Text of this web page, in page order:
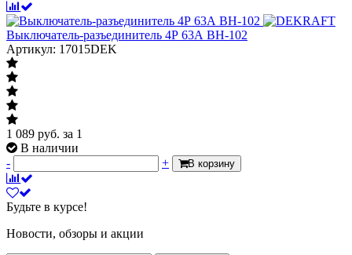
Выключатель-разъединитель 4Р 63А ВН-102
Артикул: 17015DEK
1 089 руб. за 1
В наличии
-
+ В корзину
Будьте в курсе!
Новости, обзоры и акции